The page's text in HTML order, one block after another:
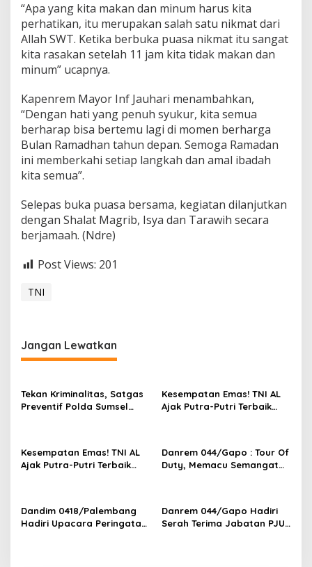
“Apa yang kita makan dan minum harus kita
perhatikan, itu merupakan salah satu nikmat dari
Allah SWT. Ketika berbuka puasa nikmat itu sangat
kita rasakan setelah 11 jam kita tidak makan dan
minum” ucapnya.
Kapenrem Mayor Inf Jauhari menambahkan,
“Dengan hati yang penuh syukur, kita semua
berharap bisa bertemu lagi di momen berharga
Bulan Ramadhan tahun depan. Semoga Ramadan
ini memberkahi setiap langkah dan amal ibadah
kita semua”.
Selepas buka puasa bersama, kegiatan dilanjutkan
dengan Shalat Magrib, Isya dan Tarawih secara
berjamaah. (Ndre)
Post Views: 201
TNI
Jangan Lewatkan
Tekan Kriminalitas, Satgas
Preventif Polda Sumsel
Kesempatan Emas! TNI AL
Ajak Putra-Putri Terbaik
Kesempatan Emas! TNI AL
Ajak Putra-Putri Terbaik
Danrem 044/Gapo : Tour Of
Duty, Memacu Semangat
Dandim 0418/Palembang
Hadiri Upacara Peringatan
Danrem 044/Gapo Hadiri
Serah Terima Jabatan PJU